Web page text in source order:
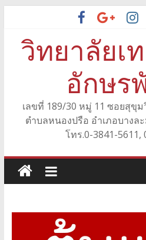
contentวิทยาลัยเ
อักษร
เลขที่ 189/30 หมู่ 11 ซอยสุขุ
ตำบลหนองปรือ อำเภอบางล
โทร.0-3841-5611,